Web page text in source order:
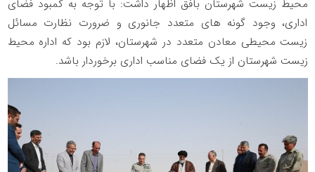
محیط زیست شهرستان بافق اظهار داشت: با توجه به کمبود فضای
اداری، وجود گونه های متعدد جانوری و ضرورت نظارت مسائل
زیست محیطی معادن متعدد در شهرستان، لازم بود که اداره محیط
زیست شهرستان از یک فضای مناسب اداری برخوردار باشد.